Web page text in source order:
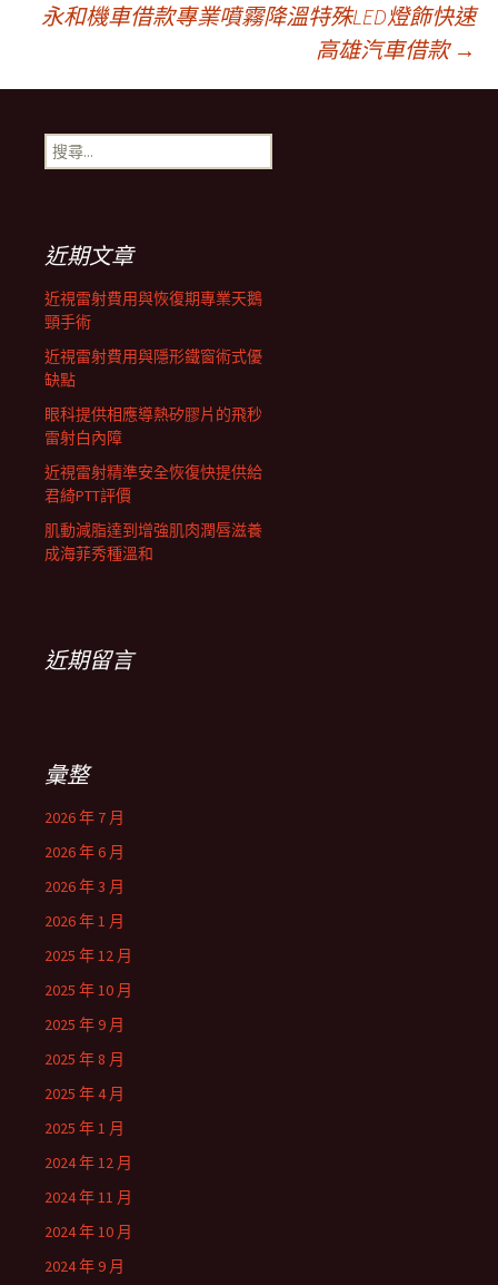
章
導
航
列
永和機車借款專業噴霧降溫特殊LED燈飾快速
高雄汽車借款 →
搜
尋
近期文章
近視雷射費用與恢復期專業天鵝
頸手術
近視雷射費用與隱形鐵窗術式優
缺點
眼科提供相應導熱矽膠片的飛秒
雷射白內障
近視雷射精準安全恢復快提供給
君綺PTT評價
肌動減脂達到增強肌肉潤唇滋養
成海菲秀種溫和
近期留言
彙整
2026 年 7 月
2026 年 6 月
2026 年 3 月
2026 年 1 月
2025 年 12 月
2025 年 10 月
2025 年 9 月
2025 年 8 月
2025 年 4 月
2025 年 1 月
2024 年 12 月
2024 年 11 月
2024 年 10 月
2024 年 9 月